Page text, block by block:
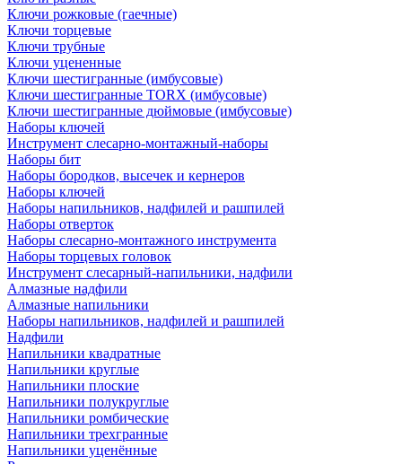
Ключи рожковые (гаечные)
Ключи торцевые
Ключи трубные
Ключи уцененные
Ключи шестигранные (имбусовые)
Ключи шестигранные TORX (имбусовые)
Ключи шестигранные дюймовые (имбусовые)
Наборы ключей
Инструмент слесарно-монтажный-наборы
Наборы бит
Наборы бородков, высечек и кернеров
Наборы ключей
Наборы напильников, надфилей и рашпилей
Наборы отверток
Наборы слесарно-монтажного инструмента
Наборы торцевых головок
Инструмент слесарный-напильники, надфили
Алмазные надфили
Алмазные напильники
Наборы напильников, надфилей и рашпилей
Надфили
Напильники квадратные
Напильники круглые
Напильники плоские
Напильники полукруглые
Напильники ромбические
Напильники трехгранные
Напильники уценённые